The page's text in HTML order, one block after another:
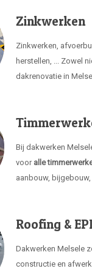
Zinkwerken
Zinkwerken,
herstellen, ... Zowel
dakrenovatie in
Bij dakwerken
voor alle
aanbouw,
Roofing &
Dakwerken Melsele
constructie en